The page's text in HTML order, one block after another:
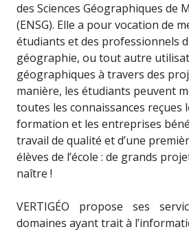
des Sciences Géographiques de
(ENSG). Elle a pour vocation de
étudiants et des professionnels
géographie, ou tout autre
géographiques à travers des
manière, les étudiants peuvent
toutes les connaissances reçues
formation et les entreprises
travail de qualité et d’une
élèves de l’école : de grands
naître !
VERTIGÉO propose ses
domaines ayant trait à